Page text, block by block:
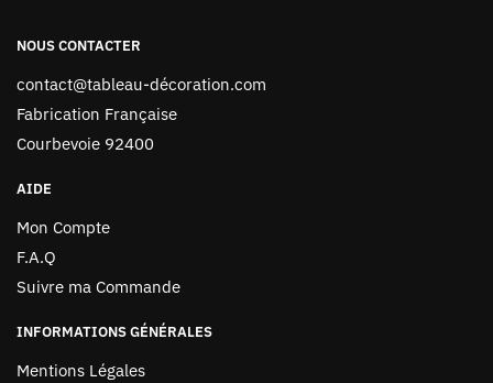
NOUS CONTACTER
contact@tableau-décoration.com
Fabrication Française
Courbevoie 92400
AIDE
Mon Compte
F.A.Q
Suivre ma Commande
INFORMATIONS GÉNÉRALES
Mentions Légales